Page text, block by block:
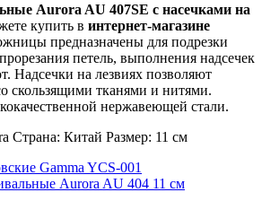
Aurora AU 407SE с насечками на
купить в интернет-магазине
предназначены для подрезки
петель, выполнения надсечек
Надсечки на лезвиях позволяют
скользящими тканями и нитями.
нержавеющей стали.
Страна: Китай Размер: 11 см
Gamma YCS-001
Aurora AU 404 11 см